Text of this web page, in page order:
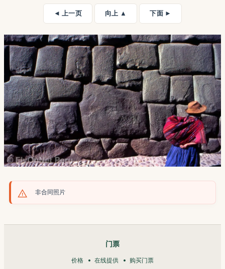
◄ 上一页 向上 ▲ 下面 ►
非合同照片
门票
价格 在线提供 购买门票